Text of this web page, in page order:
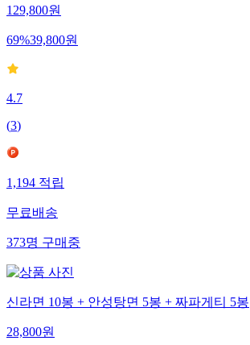
129,800원
69%39,800원
4.7
(3)
1,194적립
무료배송
373명구매중
신라면 10봉 + 안성탕면 5봉 + 짜파게티 5봉
28,800원